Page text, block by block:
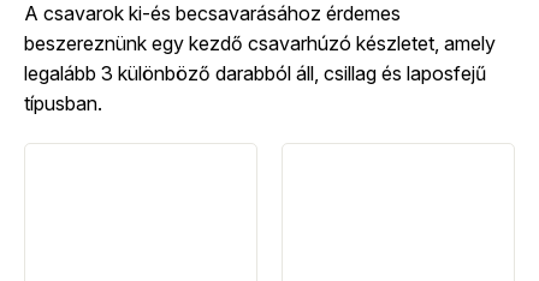
A csavarok ki-és becsavarásához érdemes
beszereznünk egy kezdő csavarhúzó készletet, amely
legalább 3 különböző darabból áll, csillag és laposfejű
típusban.